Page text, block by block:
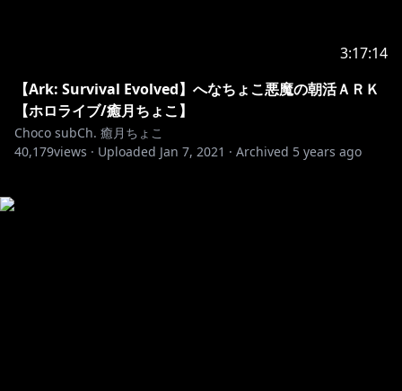
3:17:14
【Ark: Survival Evolved】へなちょこ悪魔の朝活ＡＲＫ
【ホロライブ/癒月ちょこ】
Choco subCh. 癒月ちょこ
40,179views · Uploaded Jan 7, 2021 · Archived 5 years ago